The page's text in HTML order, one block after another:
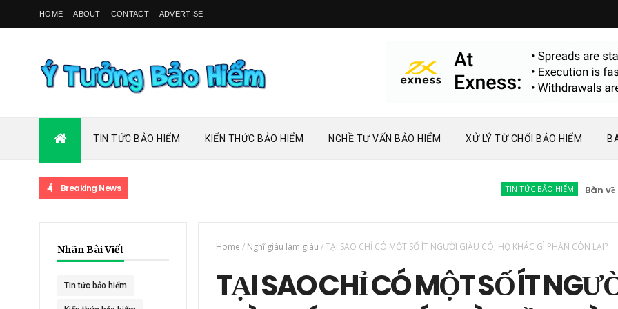
HOME ABOUT CONTACT ADVERTISE
TIN TỨC BẢO HIỂM KIẾN THỨC BẢO HIỂM NGHỀ TƯ VẤN BẢO HIỂM XỬ LÝ TỪ CHỐI BẢO HIỂM
Breaking News TIN TỨC BẢO HIỂM Bàn về
Nhãn Bài Viết
Tin tức bảo hiểm
Home / Nghĩ giàu làm giàu /TẠI SAO CHỈ CÓ MỘT SỐ ÍT NGƯỜI GIÀU CÓ, HỌ KHÁC GÌ PHẦN CÒN LẠI?
TẠI SAO CHỈ CÓ MỘT SỐ ÍT